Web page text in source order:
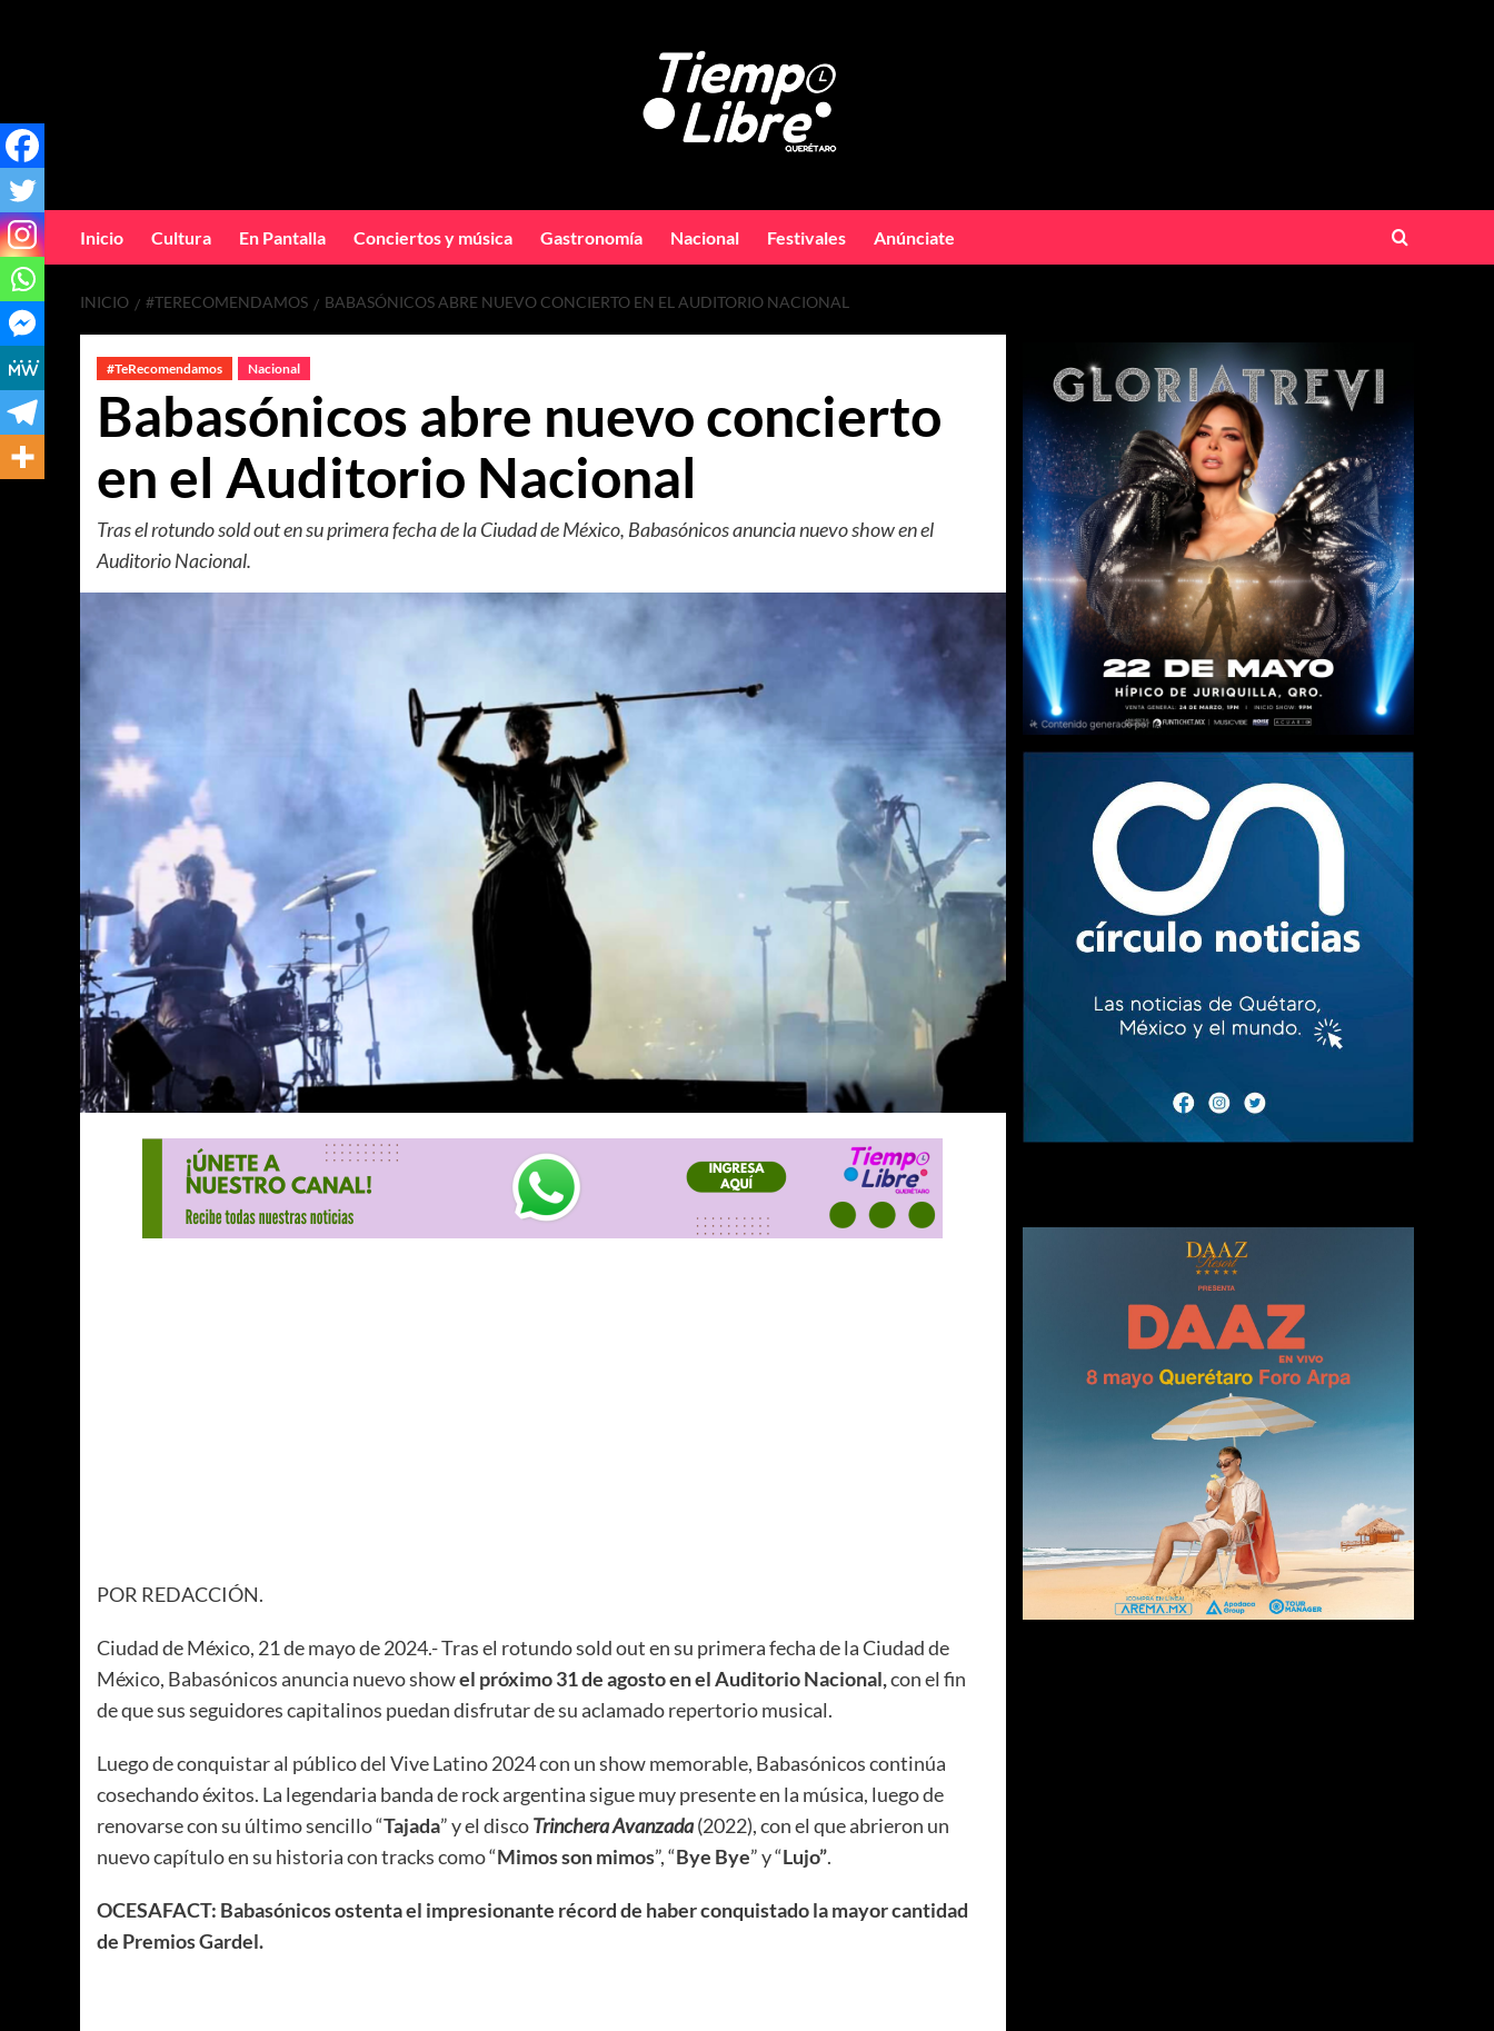
Inicio Cultura En Pantalla Conciertos y música Gastronomía Nacional Festivales Anúnciate
INICIO #TERECOMENDAMOS BABASÓNICOS ABRE NUEVO CONCIERTO EN EL AUDITORIO NACIONAL
#TeRecomendamos Nacional
Babasónicos abre nuevo concierto
en el Auditorio Nacional
Tras el rotundo sold out en su primera fecha de la Ciudad de México, Babasónicos anuncia nuevo show en el
Auditorio Nacional.
POR REDACCIÓN.
Ciudad de México, 21 de mayo de 2024.- Tras el rotundo sold out en su primera fecha de la Ciudad de
México, Babasónicos anuncia nuevo showel próximo 31 de agosto en el Auditorio Nacional,con el fin
de que sus seguidores capitalinos puedan disfrutar de su aclamado repertorio musical.
Luego de conquistar al público del Vive Latino 2024 con un show memorable, Babasónicos continúa
cosechando éxitos. La legendaria banda de rock argentina sigue muy presente en la música, luego de
renovarse con su último sencillo “Tajada” y el discoTrinchera Avanzada(2022), con el que abrieron un
nuevo capítulo en su historia con tracks como “Mimos son mimos”, “Bye Bye” y “Lujo”.
OCESAFACT: Babasónicos ostenta el impresionante récord de haber conquistado la mayor cantidad
de Premios Gardel.